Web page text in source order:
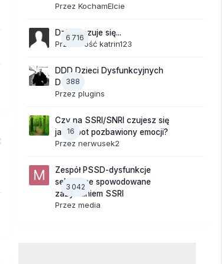
Przez KochamElcie
6 716
Dzisiaj czuje się...
Przez Gość katrin123
388
DDD Dzieci Dysfunkcyjnych
Domów
Przez plugins
16
Czy na SSRI/SNRI czujesz się
jak robot pozbawiony emocji?
Przez nerwusek2
3 042
Zespół PSSD-dysfunkcje
seksualne spowodowane
zażywaniem SSRI
Przez media